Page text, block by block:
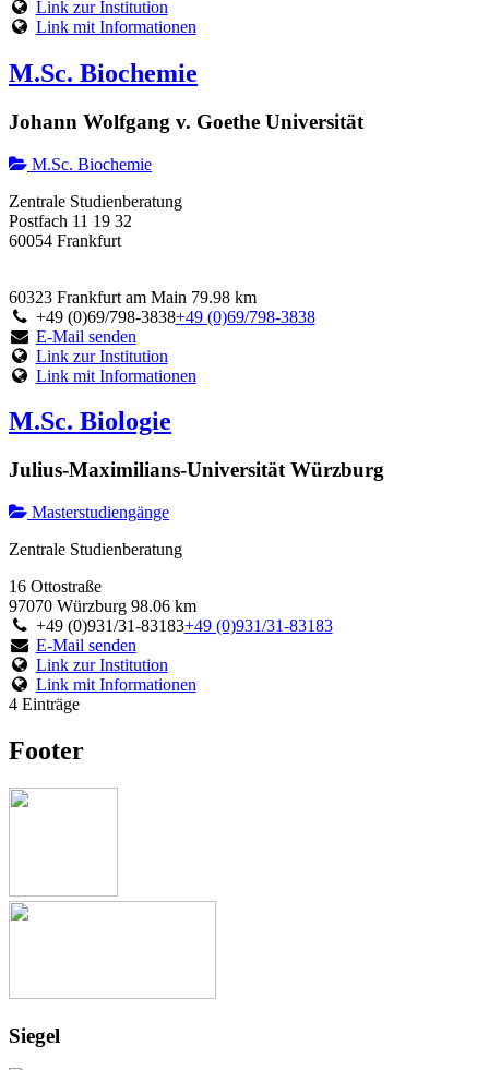
Link zur Institution
Link mit Informationen
M.Sc. Biochemie
Johann Wolfgang v. Goethe Universität
M.Sc. Biochemie
Zentrale Studienberatung
Postfach 11 19 32
60054 Frankfurt
60323 Frankfurt am Main 79.98 km
+49 (0)69/798-3838+49 (0)69/798-3838
E-Mail senden
Link zur Institution
Link mit Informationen
M.Sc. Biologie
Julius-Maximilians-Universität Würzburg
Masterstudiengänge
Zentrale Studienberatung
16 Ottostraße
97070 Würzburg 98.06 km
+49 (0)931/31-83183+49 (0)931/31-83183
E-Mail senden
Link zur Institution
Link mit Informationen
4 Einträge
Footer
Siegel